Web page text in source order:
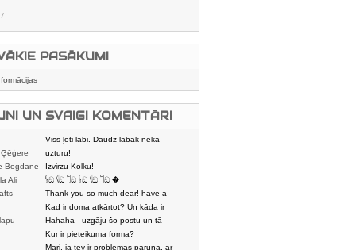
7
PASĀKUMI
UN SVAIGI KOMENTĀRI
Viss ļoti labi. Daudz labāk nekā
karstmaizīšu
uzturu!
Bogdane
Izvirzu Kolku!
Ali
𓌜ඞ 𓌱ඞ 𓌏ඞ 𓌜ඞ 𓌱ඞ 𓌏ඞ �
Thank you so much dear! have a
nice day
Kad ir doma atkārtot? Un kāda ir
aptuvenā dalī
Hahaha - uzgāju šo postu un tā
sasmējos. Četr
Kur ir pieteikuma forma?
Mari, ja tev ir problemas paruna, ar